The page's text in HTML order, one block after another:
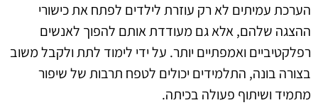
הערכת עמיתים לא רק עוזרת לילדים לפתח את כישורי
ההצגה שלהם, אלא גם מעודדת אותם להפוך לאנשים
רפלקטיביים ואמפתיים יותר. על ידי לימוד לתת ולקבל משוב
בצורה בונה, התלמידים יכולים לטפח תרבות של שיפור
מתמיד ושיתוף פעולה בכיתה.